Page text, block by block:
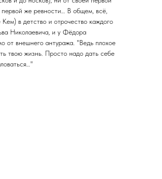
же ревности… В общем, всё,
в детство и отрочество каждого
Николаевича, и у Фёдора
от внешнего антуража. "Ведь плохое
твою жизнь. Просто надо дать себе